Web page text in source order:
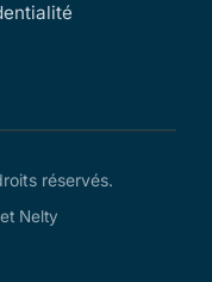
réservés.
Nelty